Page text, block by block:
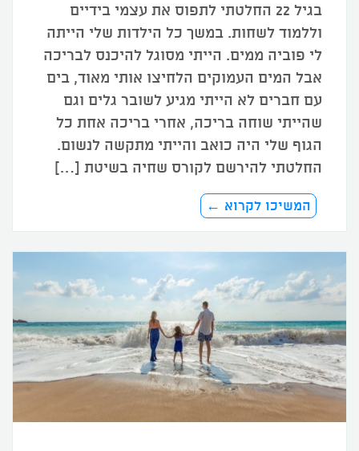
בגיל 22 החלטתי לתפוס את עצמי בידיים
וללמוד לשחות. במשך כל הילדות שלי הייתה
לי פוביה ממים. הייתי מסוגל להיכנס לבריכה
אבל המים העמוקים הלחיצו אותי מאוד, בים
עם חברים לא הייתי מגיע לשובר גלים וגם
שהייתי שוחה בריכה, אחרי בריכה אחת כל
הגוף שלי היה כואב והייתי מתקשה לנשום.
החלטתי להירשם לקורס שחיה בשיטת […]
המשיכו לקרוא ←